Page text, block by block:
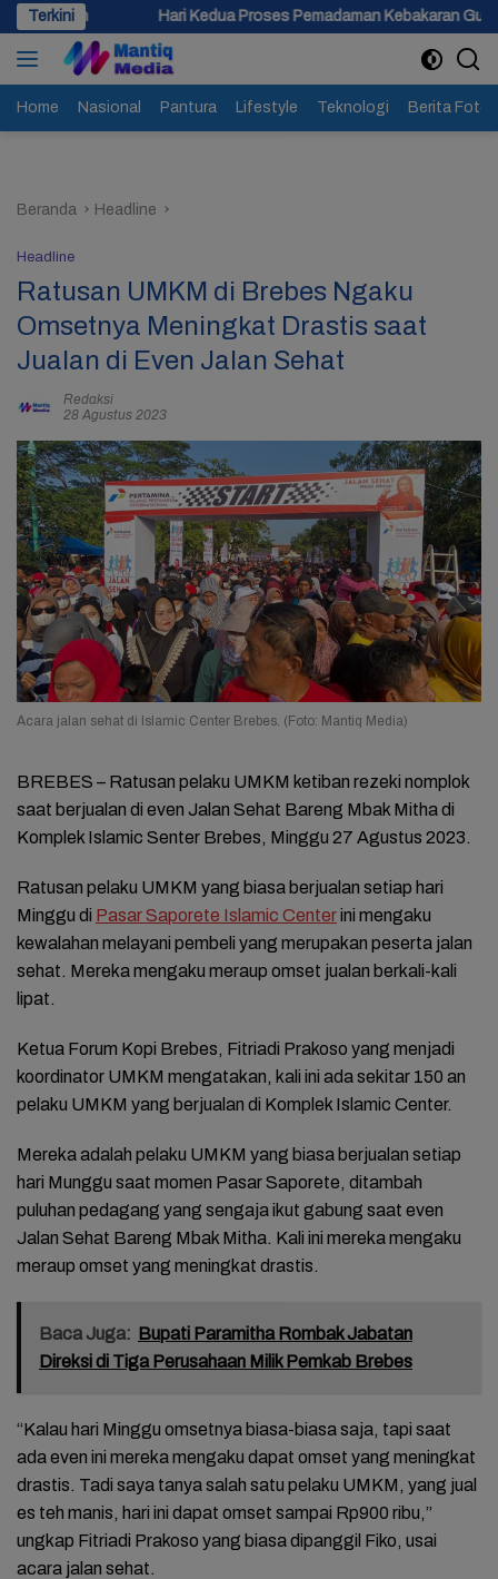
Langsung
ke
konten
Terkini
Hari Kedua Proses Pemadaman Kebakaran Gudang Limbah di Slatri
Home Nasional Pantura Lifestyle Teknologi Berita Foto
Beranda Headline
Headline
Ratusan UMKM di Brebes Ngaku
Omsetnya Meningkat Drastis saat
Jualan di Even Jalan Sehat
Redaksi
28 Agustus 2023
Acara jalan sehat di Islamic Center Brebes. (Foto: Mantiq Media)
BREBES – Ratusan pelaku UMKM ketiban rezeki nomplok
saat berjualan di even Jalan Sehat Bareng Mbak Mitha di
Komplek Islamic Senter Brebes, Minggu 27 Agustus 2023.
Ratusan pelaku UMKM yang biasa berjualan setiap hari
Minggu di Pasar Saporete Islamic Centerini mengaku
kewalahan melayani pembeli yang merupakan peserta jalan
sehat. Mereka mengaku meraup omset jualan berkali-kali
lipat.
Ketua Forum Kopi Brebes, Fitriadi Prakoso yang menjadi
koordinator UMKM mengatakan, kali ini ada sekitar 150 an
pelaku UMKM yang berjualan di Komplek Islamic Center.
Mereka adalah pelaku UMKM yang biasa berjualan setiap
hari Munggu saat momen Pasar Saporete, ditambah
puluhan pedagang yang sengaja ikut gabung saat even
Jalan Sehat Bareng Mbak Mitha. Kali ini mereka mengaku
meraup omset yang meningkat drastis.
Baca Juga: Bupati Paramitha Rombak Jabatan
Direksi di Tiga Perusahaan Milik Pemkab Brebes
“Kalau hari Minggu omsetnya biasa-biasa saja, tapi saat
ada even ini mereka mengaku dapat omset yang meningkat
drastis. Tadi saya tanya salah satu pelaku UMKM, yang jual
es teh manis, hari ini dapat omset sampai Rp900 ribu,”
ungkap Fitriadi Prakoso yang biasa dipanggil Fiko, usai
acara jalan sehat.